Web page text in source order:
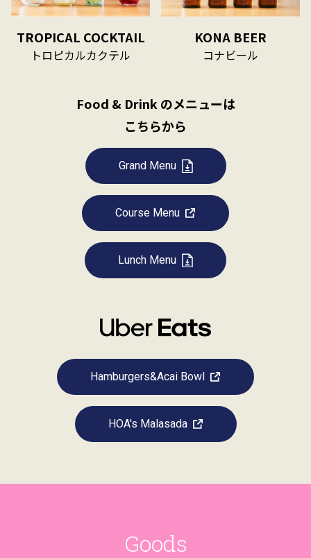
TROPICAL COCKTAIL
トロピカルカクテル
KONA BEER
コナビール
Food & Drink のメニューは
こちらから
Grand Menu
Course Menu
Lunch Menu
Hamburgers&Acai Bowl
HOA's Malasada
Goods